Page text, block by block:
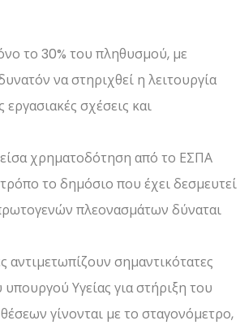
το 30% του πληθυσμού, με
να στηριχθεί η λειτουργία
σχέσεις και
χρηματοδότηση από το ΕΣΠΑ
το δημόσιο που έχει δεσμευτεί
πλεονασμάτων δύναται
σημαντικότατες
Υγείας για στήριξη του
γίνονται με το σταγονόμετρο,